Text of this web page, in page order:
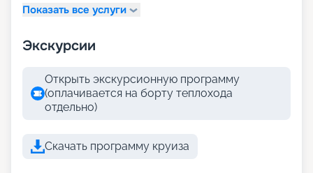
Показать все услуги
Экскурсии
Открыть экскурсионную программу
(оплачивается на борту теплохода
отдельно)
Скачать программу круиза